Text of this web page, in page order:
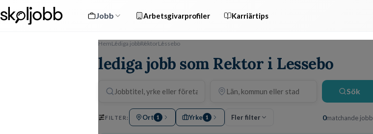
Jobb Arbetsgivarprofiler Karriärtips
HemLediga jobbRektorLessebo
lediga jobb som Rektor i Lessebo
Sök
FILTER: Ort 1 Yrke 1 Fler filter 0matchande jobb